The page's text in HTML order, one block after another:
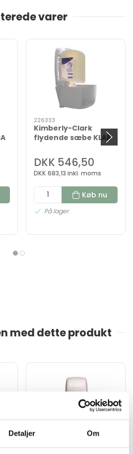
Detaljer Om
varer
226333
Kimberly-Clark
flydende sæbe KLAR
uden parfume 6 x 1
liter
DKK 546,50
DKK 683,13 inkl. moms
Køb nu
På lager
med dette produkt